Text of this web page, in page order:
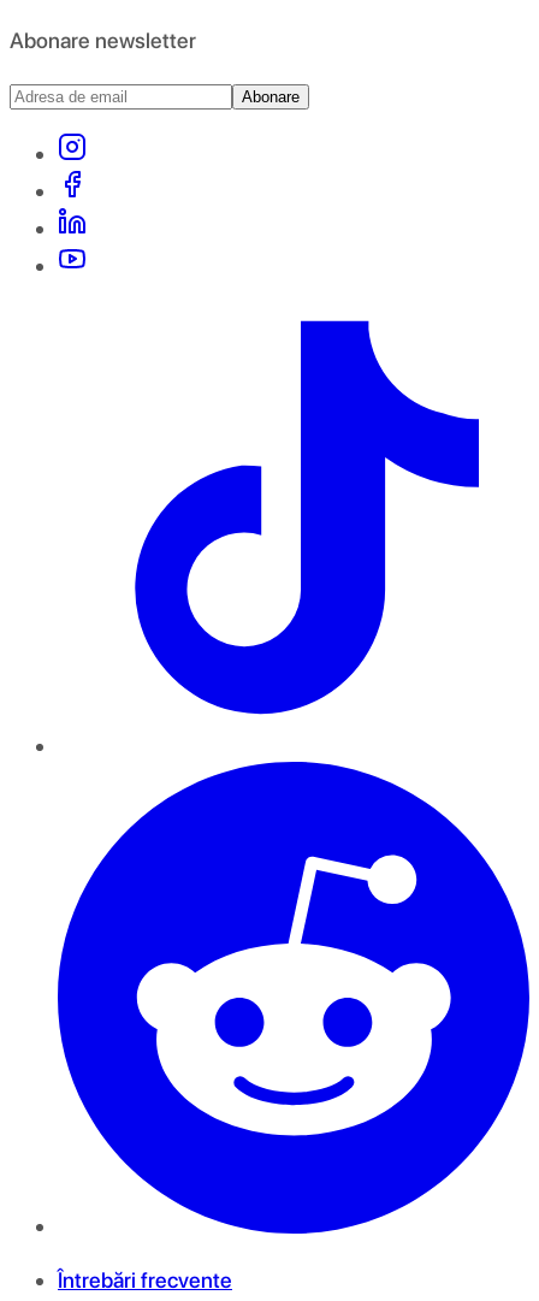
Abonare newsletter
Abonare
Întrebări frecvente